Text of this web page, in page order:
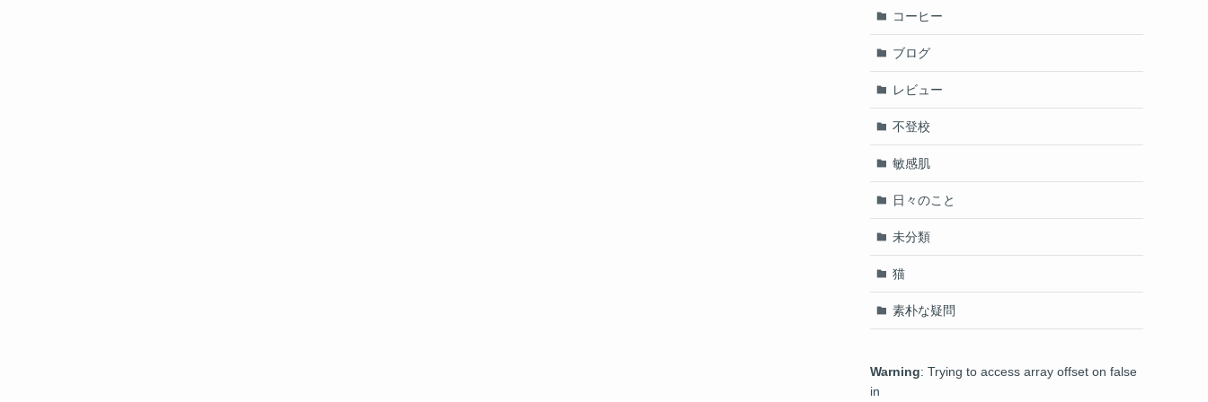
コーヒー
ブログ
レビュー
不登校
敏感肌
日々のこと
未分類
猫
素朴な疑問
Warning: Trying to access array offset on false
in